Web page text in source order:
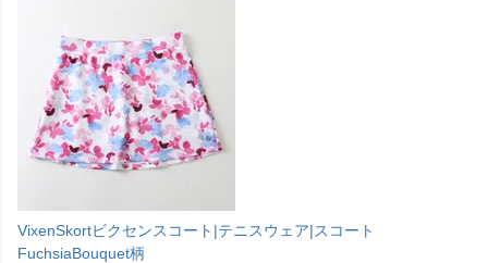
VixenSkortビクセンスコート|テニスウェア|スコート
FuchsiaBouquet柄